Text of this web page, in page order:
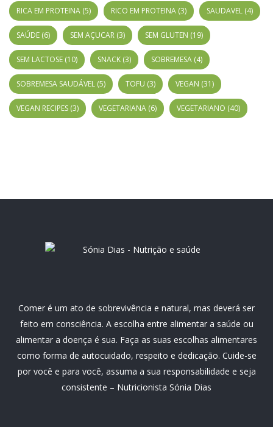
RICA EM PROTEINA (5) RICO EM PROTEINA (3) SAUDAVEL (4)
SAÚDE (6) SEM AÇUCAR (3) SEM GLUTEN (19)
SEM LACTOSE (10) SNACK (3) SOBREMESA (4)
SOBREMESA SAUDÁVEL (5) TOFU (3) VEGAN (31)
VEGAN RECIPES (3) VEGETARIANA (6) VEGETARIANO (40)
Comer é um ato de sobrevivência e natural, mas deverá ser
feito em consciência. A escolha entre alimentar a saúde ou
alimentar a doença é sua. Faça as suas escolhas alimentares
como forma de autocuidado, respeito e dedicação. Cuide-se
por você e para você, assuma a sua responsabilidade e seja
consistente – Nutricionista Sónia Dias